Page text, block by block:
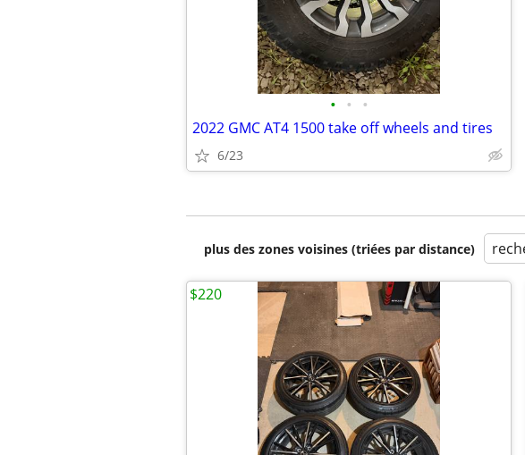
• • •
2022 GMC AT4 1500 take off wheels and tires
6/23
plus des zones voisines (triées par distance)
$220